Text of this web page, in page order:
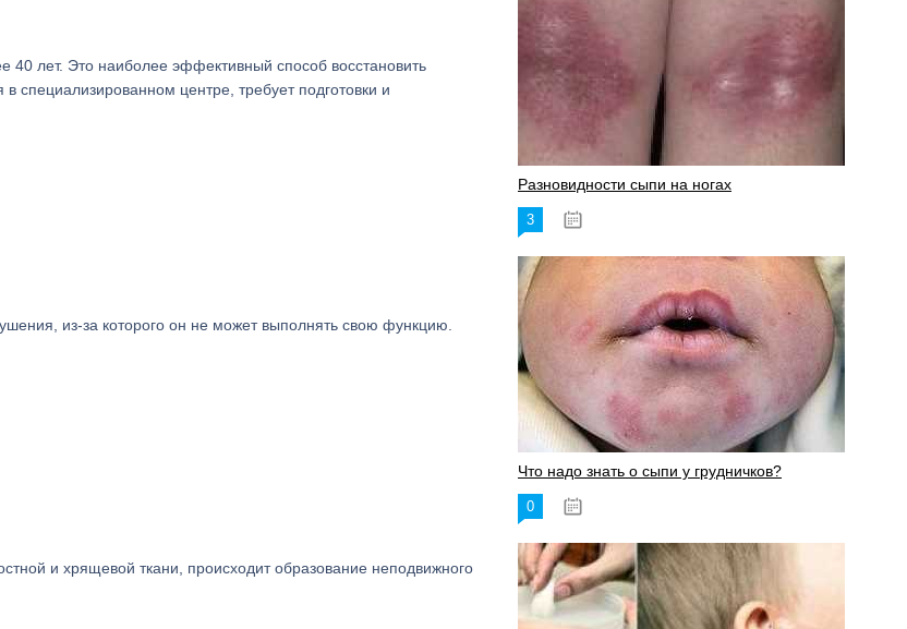
40 лет. Это наиболее эффективный способ восстановить
специализированном центре, требует подготовки и
из-за которого он не может выполнять свою функцию.
и хрящевой ткани, происходит образование неподвижного
Разновидности сыпи на ногах
3
Что надо знать о сыпи у грудничков?
0